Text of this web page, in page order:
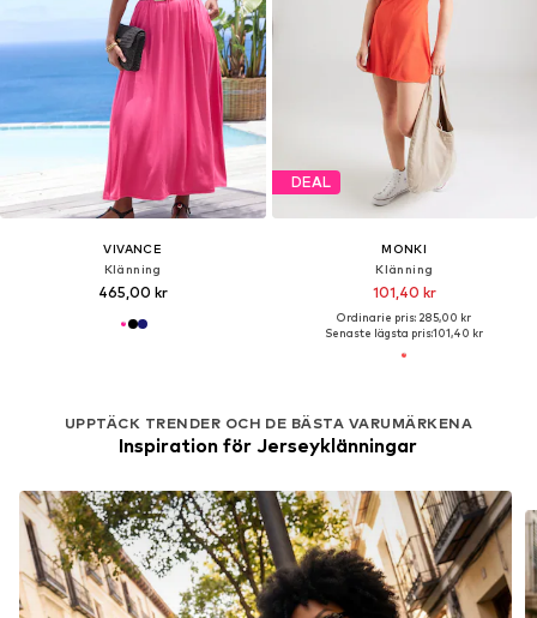
VIVANCE
Klänning
465,00 kr
DEAL
MONKI
Klänning
101,40 kr
Ordinarie pris: 285,00 kr
Senaste lägsta pris:101,40 kr
UPPTÄCK TRENDER OCH DE BÄSTA VARUMÄRKENA
Inspiration för Jerseyklänningar